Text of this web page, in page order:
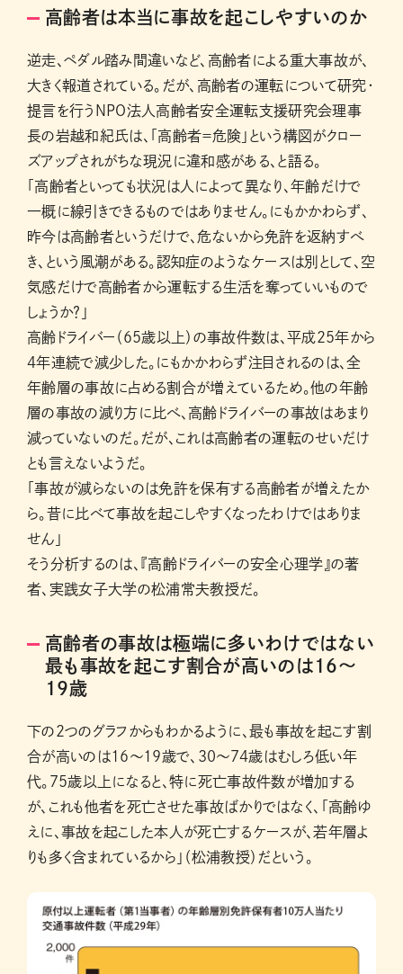
高齢者は本当に事故を起こしやすいのか
逆走、ペダル踏み間違いなど、高齢者による重大事故が、
大きく報道されている。だが、高齢者の運転について研究・
提言を行うＮＰＯ法人高齢者安全運転支援研究会理事
長の岩越和紀氏は、「高齢者＝危険」という構図がクロー
ズアップされがちな現況に違和感がある、と語る。
「高齢者といっても状況は人によって異なり、年齢だけで
一概に線引きできるものではありません。にもかかわらず、
昨今は高齢者というだけで、危ないから免許を返納すべ
き、という風潮がある。認知症のようなケースは別として、空
気感だけで高齢者から運転する生活を奪っていいもので
しょうか？」
高齢ドライバー（65歳以上）の事故件数は、平成25年から
４年連続で減少した。にもかかわらず注目されるのは、全
年齢層の事故に占める割合が増えているため。他の年齢
層の事故の減り方に比べ、高齢ドライバーの事故はあまり
減っていないのだ。だが、これは高齢者の運転のせいだけ
とも言えないようだ。
「事故が減らないのは免許を保有する高齢者が増えたか
ら。昔に比べて事故を起こしやすくなったわけではありま
せん」
そう分析するのは、『高齢ドライバーの安全心理学』の著
者、実践女子大学の松浦常夫教授だ。
高齢者の事故は極端に多いわけではない
最も事故を起こす割合が高いのは16〜
19歳
下の２つのグラフからもわかるように、最も事故を起こす割
合が高いのは16～19歳で、30～74歳はむしろ低い年
代。75歳以上になると、特に死亡事故件数が増加する
が、これも他者を死亡させた事故ばかりではなく、「高齢ゆ
えに、事故を起こした本人が死亡するケースが、若年層よ
りも多く含まれているから」（松浦教授）だという。